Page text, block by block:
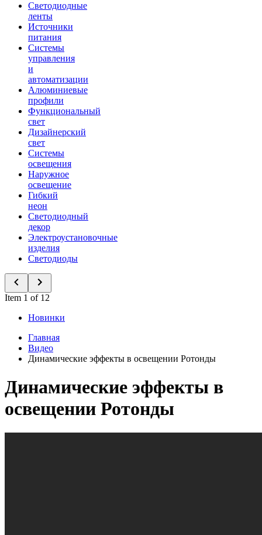
Светодиодные
ленты
Источники
питания
Системы
управления
и
автоматизации
Алюминиевые
профили
Функциональный
свет
Дизайнерский
свет
Системы
освещения
Наружное
освещение
Гибкий
неон
Светодиодный
декор
Электроустановочные
изделия
Светодиоды
Item 1 of 12
Новинки
Главная
Видео
Динамические эффекты в освещении Ротонды
Динамические эффекты в
освещении Ротонды